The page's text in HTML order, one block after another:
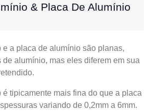
& Placa De Alumínio
e a placa de alumínio são planas,
de alumínio, mas eles diferem em sua
tipicamente mais fina do que a placa
variando de 0,2mm a 6mm.